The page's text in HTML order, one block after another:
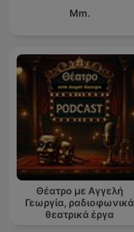
Mm.
Θέατρο με Αγγελή
Γεωργία, ραδιοφωνικά
θεατρικά έργα